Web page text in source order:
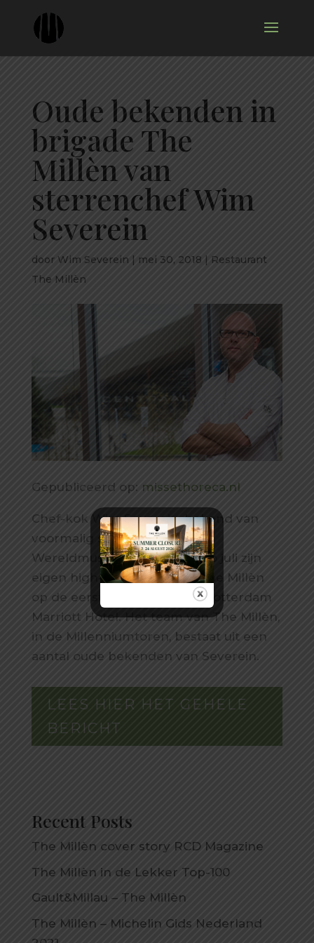
Oude bekenden in
brigade The
Millèn van
sterrenchef Wim
Severein
door Wim Severein | mei 30, 2018 | Restaurant
The Millèn
Gepubliceerd op: missethoreca.nl
Chef-kok Wim Severein, bekend van
voormalig sterrenrestaurant
Wereldmuseum, opent medio juli zijn
eigen high-end restaurant The Millèn
op de eerste etage van het Rotterdam
Marriott Hotel. Het team van The Millèn,
in de Millenniumtoren, bestaat uit een
aantal oude bekenden van Severein.
LEES HIER HET GEHELE
BERICHT
Recent Posts
The Millèn cover story RCD Magazine
The Millèn in de Lekker Top-100
Gault&Millau – The Millèn
The Millèn – Michelin Gids Nederland